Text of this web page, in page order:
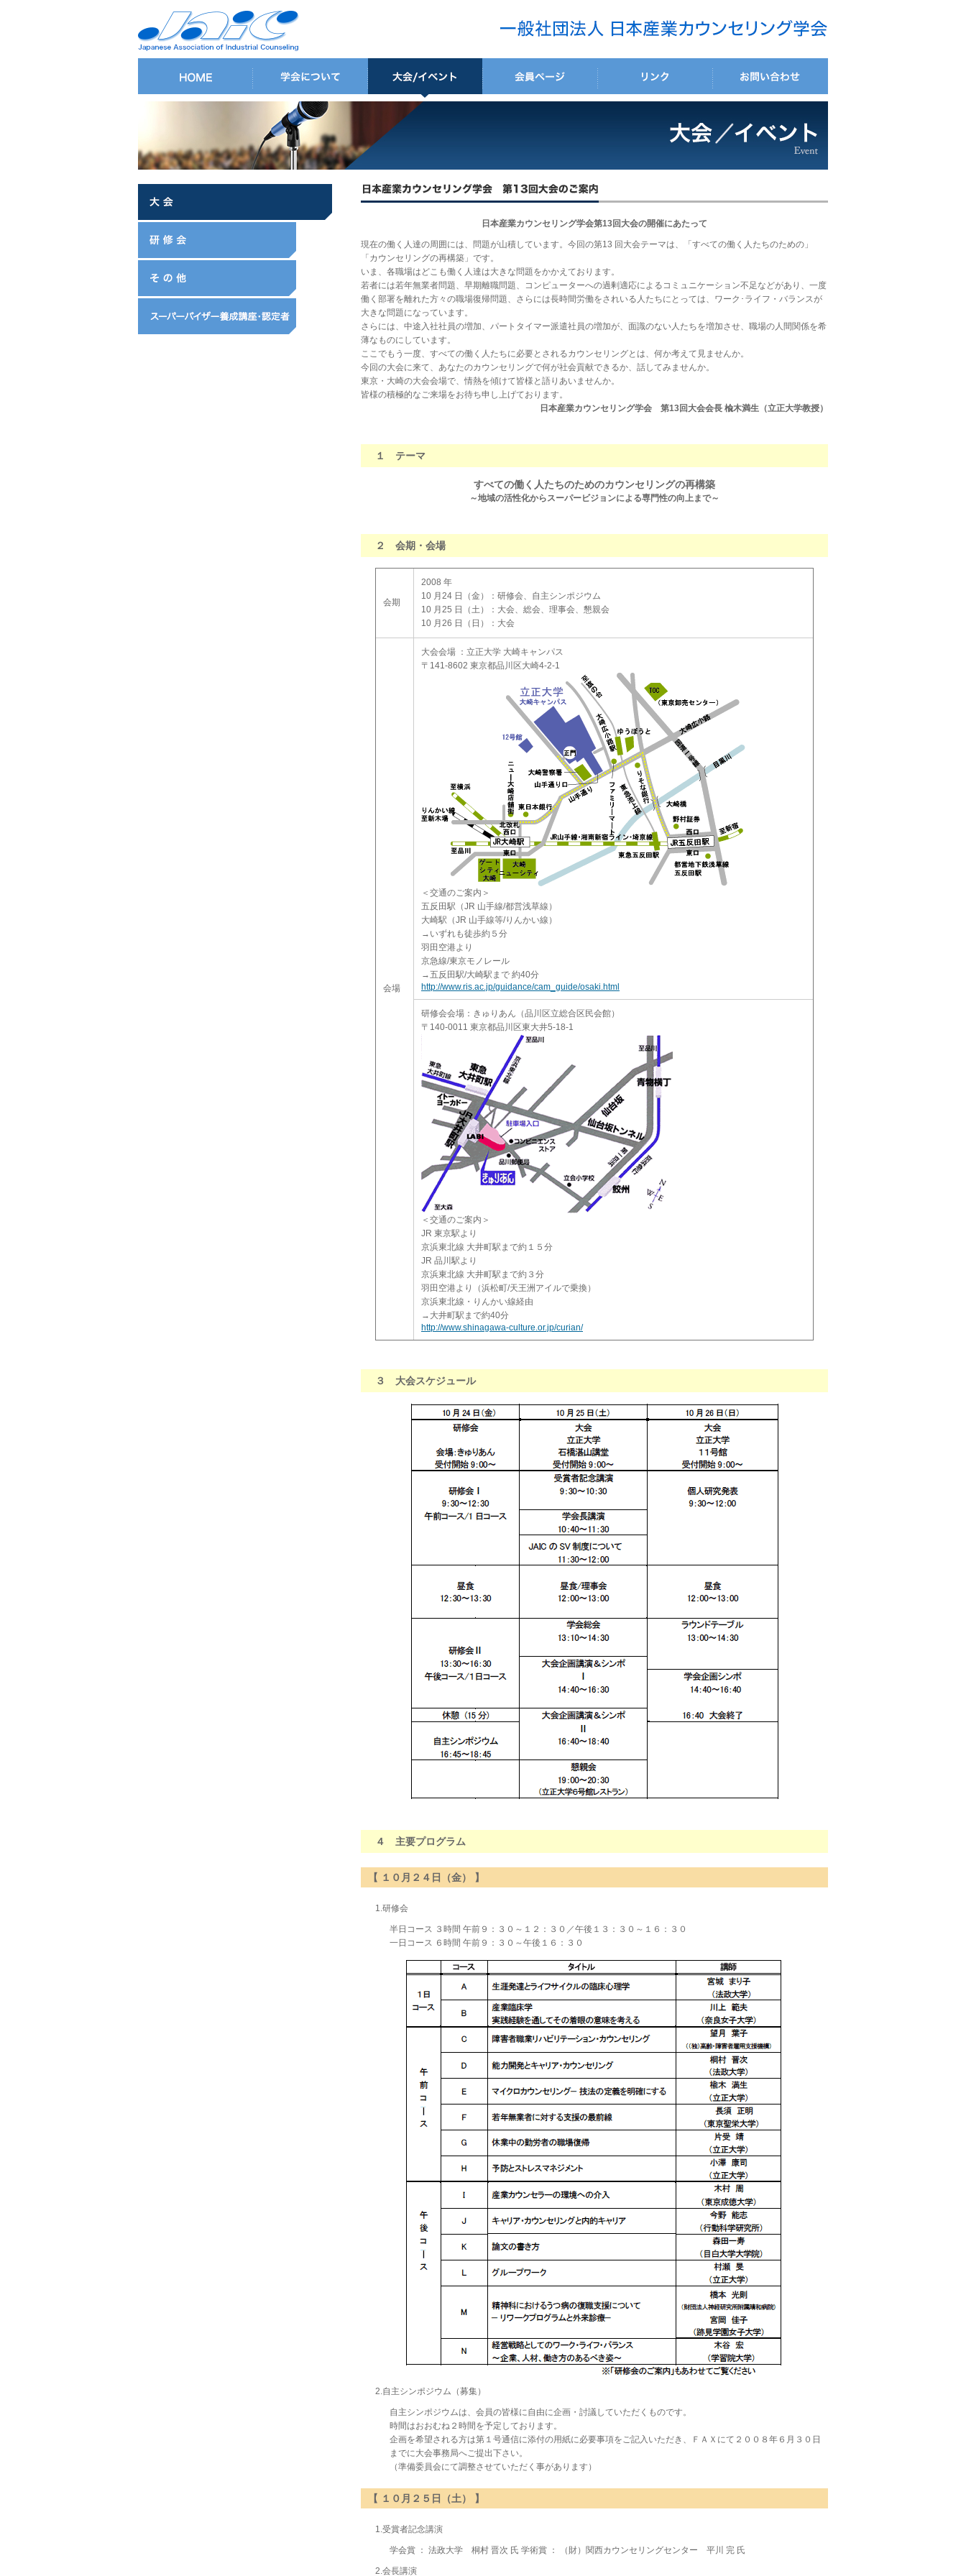
日本産業カウンセリング学会第13回大会の開催にあたって
現在の働く人達の周囲には、問題が山積しています。今回の第13 回大会テーマは、「すべての働く人たちのための」
「カウンセリングの再構築」です。
いま、各職場はどこも働く人達は大きな問題をかかえております。
若者には若年無業者問題、早期離職問題、コンピューターへの過剰適応によるコミュニケーション不足などがあり、一度
働く部署を離れた方々の職場復帰問題、さらには長時間労働をされいる人たちにとっては、ワーク･ライフ・バランスが
大きな問題になっています。
さらには、中途入社社員の増加、パートタイマー派遣社員の増加が、面識のない人たちを増加させ、職場の人間関係を希
薄なものにしています。
ここでもう一度、すべての働く人たちに必要とされるカウンセリングとは、何か考えて見ませんか。
今回の大会に来て、あなたのカウンセリングで何が社会貢献できるか、話してみませんか。
東京・大崎の大会会場で、情熱を傾けて皆様と語りあいませんか。
皆様の積極的なご来場をお待ち申し上げております。
日本産業カウンセリング学会 第13回大会会長 楡木満生（立正大学教授）
１ テーマ
すべての働く人たちのためのカウンセリングの再構築
～地域の活性化からスーパービジョンによる専門性の向上まで～
２ 会期・会場
会期
2008 年
10 月24 日（金）：研修会、自主シンポジウム
10 月25 日（土）：大会、総会、理事会、懇親会
10 月26 日（日）：大会
会場
大会会場 ：立正大学 大崎キャンパス
〒141-8602 東京都品川区大崎4-2-1
＜交通のご案内＞
五反田駅（JR 山手線/都営浅草線）
大崎駅（JR 山手線等/りんかい線）
→いずれも徒歩約５分
羽田空港より
京急線/東京モノレール
→五反田駅/大崎駅まで 約40分
http://www.ris.ac.jp/guidance/cam_guide/osaki.html
研修会会場：きゅりあん（品川区立総合区民会館）
〒140-0011 東京都品川区東大井5-18-1
＜交通のご案内＞
JR 東京駅より
京浜東北線 大井町駅まで約１５分
JR 品川駅より
京浜東北線 大井町駅まで約３分
羽田空港より（浜松町/天王洲アイルで乗換）
京浜東北線・りんかい線経由
→大井町駅まで約40分
http://www.shinagawa-culture.or.jp/curian/
３ 大会スケジュール
４ 主要プログラム
【 １０月２４日（金） 】
1.研修会
半日コース ３時間 午前９：３０～１２：３０／午後１３：３０～１６：３０
一日コース ６時間 午前９：３０～午後１６：３０
2.自主シンポジウム（募集）
自主シンポジウムは、会員の皆様に自由に企画・討議していただくものです。
時間はおおむね２時間を予定しております。
企画を希望される方は第１号通信に添付の用紙に必要事項をご記入いただき、ＦＡＸにて２００８年６月３０日
までに大会事務局へご提出下さい。
（準備委員会にて調整させていただく事があります）
【 １０月２５日（土） 】
1.受賞者記念講演
学会賞 ： 法政大学 桐村 晋次 氏 学術賞 ： （財）関西カウンセリングセンター 平川 完 氏
2.会長講演